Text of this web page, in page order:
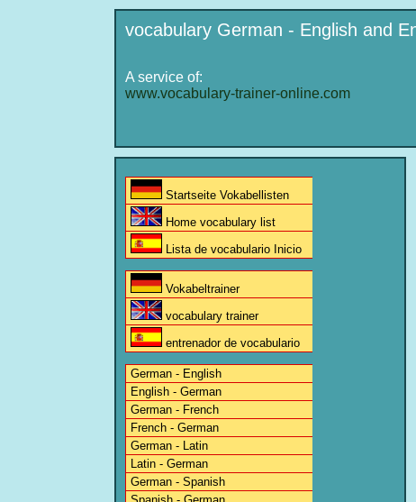
vocabulary German - English and
A service of:
www.vocabulary-trainer-online.com
Startseite Vokabellisten
Home vocabulary list
Lista de vocabulario Inicio
Vokabeltrainer
vocabulary trainer
entrenador de vocabulario
German - English
English - German
German - French
French - German
German - Latin
Latin - German
German - Spanish